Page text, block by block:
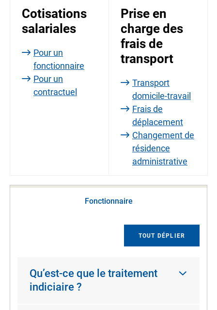
Cotisations
salariales
Pour un
fonctionnaire
Pour un
contractuel
Prise en
charge des
frais de
transport
Transport
domicile-travail
Frais de
déplacement
Changement de
résidence
administrative
Fonctionnaire
TOUT DÉPLIER
Qu’est-ce que le traitement
indiciaire ?